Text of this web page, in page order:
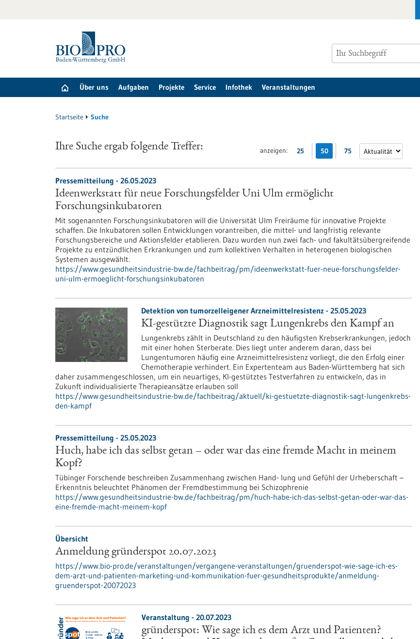
Über uns Aufgaben Projekte Service Infothek Veranstaltungen
Startseite Suche
anzeigen: 25 50 75
Ihre Suche ergab folgende Treffer:
Pressemitteilung - 26.05.2023
Ideenwerkstatt für neue Forschungsfelder Uni Ulm ermöglicht
Forschungsinkubatoren
Mit sogenannten Forschungsinkubatoren will die Universität Ulm Freiräume für innovative Projekte
schaffen. Die Inkubatoren sollen Entwicklungen vorantreiben, die mittel- und langfristig relevante
Forschungsbereiche und Aktionsfelder etablieren. Dazu wurden nun zwei fach- und fakultätsübergreifende
Projekte zu entzündlichen Erkrankungen und zum kollektiven Verhalten in heterogenen biologischen
Systemen ausgewählt.
https://www.gesundheitsindustrie-bw.de/fachbeitrag/pm/ideenwerkstatt-fuer-neue-forschungsfelder-
uni-ulm-ermoeglicht-forschungsinkubatoren
Detektion von tumorzelleigener Arzneimittelresistenz - 25.05.2023
KI-gestützte Diagnostik sagt Lungenkrebs den Kampf an
Lungenkrebs zählt in Deutschland zu den häufigsten Krebserkrankungen, jedoch
mit einer hohen Sterberate. Dies liegt unter anderem daran, dass bei
Lungentumoren häufig eine Arzneimittelresistenz vorliegt, die den Erfolg einer
Chemotherapie verhindert. Ein Expertenteam aus Baden-Württemberg hat sich
daher zusammengeschlossen, um ein neuartiges, KI-gestütztes Testverfahren zu entwickeln, das in
Zukunft individualisierte Therapieansätze erlauben soll
https://www.gesundheitsindustrie-bw.de/fachbeitrag/aktuell/ki-gestuetzte-diagnostik-sagt-lungenkrebs-
den-kampf
Pressemitteilung - 25.05.2023
Huch, habe ich das selbst getan – oder war das eine fremde Macht in meinem
Kopf?
Tübinger Forschende beschreiben Zusammenhang zwischen Hand- lung und Gefühl der Urheberschaft –
Erkenntnis beleuchtet Phänomen der Fremdbestimmung bei Schizophrenie
https://www.gesundheitsindustrie-bw.de/fachbeitrag/pm/huch-habe-ich-das-selbst-getan-oder-war-das-
eine-fremde-macht-meinem-kopf
Übersicht
Anmeldung gründerspot 20.07.2023
https://www.bio-pro.de/veranstaltungen/vergangene-veranstaltungen/gruenderspot-wie-sage-ich-es-
dem-arzt-und-patienten-marketing-und-kommunikation-fuer-gesundheitsprodukte/anmeldung-
gruenderspot-20072023
Veranstaltung - 20.07.2023
gründerspot: Wie sage ich es dem Arzt und Patienten?